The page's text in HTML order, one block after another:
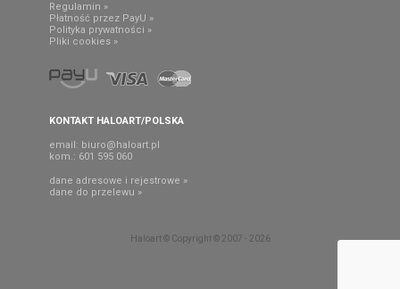
Regulamin »
Płatność przez PayU »
Polityka prywatności »
Pliki cookies »
KONTAKT HALOART/POLSKA
email: biuro@haloart.pl
kom.: 601 595 060
dane adresowe i rejestrowe »
dane do przelewu »
Haloart © Copyright © 2007 - 2026